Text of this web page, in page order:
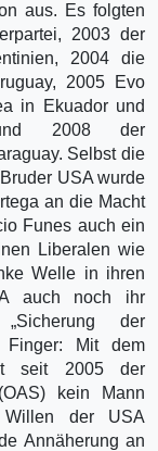
aus. Es folgten
2003 der
2004 die
2005 Evo
in Ekuador und
2008 der
Selbst die
USA wurde
an die Macht
Funes auch ein
Liberalen wie
Welle in ihren
auch noch ihr
der
Finger: Mit dem
seit 2005 der
kein Mann
Willen der USA
Annäherung an